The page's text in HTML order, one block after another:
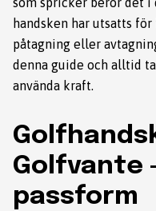
handsken har utsatts
påtagning eller
denna guide och alltid
använda kraft.
Golfvante
passform